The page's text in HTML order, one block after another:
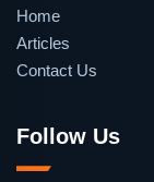
Home
Articles
Contact Us
Follow Us